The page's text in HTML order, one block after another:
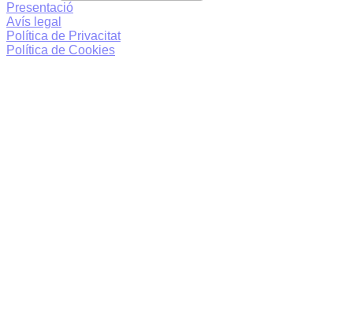
Presentació
Avís legal
Política de Privacitat
Política de Cookies